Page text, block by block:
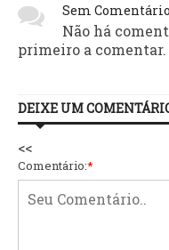
Sem
Não há
primeiro a comentar.
DEIXE UM
<<
Comentário:*